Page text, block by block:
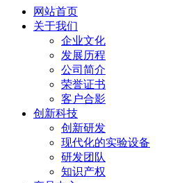
网站首页
关于我们
企业文化
发展历程
公司简介
荣誉证书
客户合影
创新科技
创新研发
现代化的实验设备
研发团队
知识产权